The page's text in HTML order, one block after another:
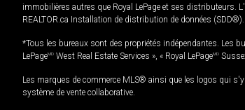
immobilières autres que Royal LePage et ses distributeurs.
REALTOR.ca Installation de distribution de données (SDD®).
*Tous les bureaux sont des propriétés indépendantes. Les
LePageMD West Real Estate Services », « Royal LePageMD
Les marques de commerce MLS® ainsi que les logos qui
système de vente collaborative.